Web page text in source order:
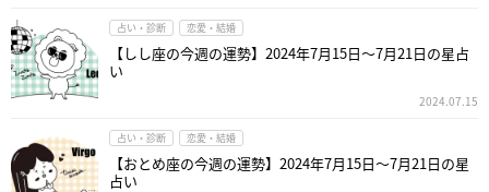
占い・診断 恋愛・結婚
【しし座の今週の運勢】2024年7月15日～7月21日の星占
い
2024.07.15
占い・診断 恋愛・結婚
【おとめ座の今週の運勢】2024年7月15日～7月21日の星
占い